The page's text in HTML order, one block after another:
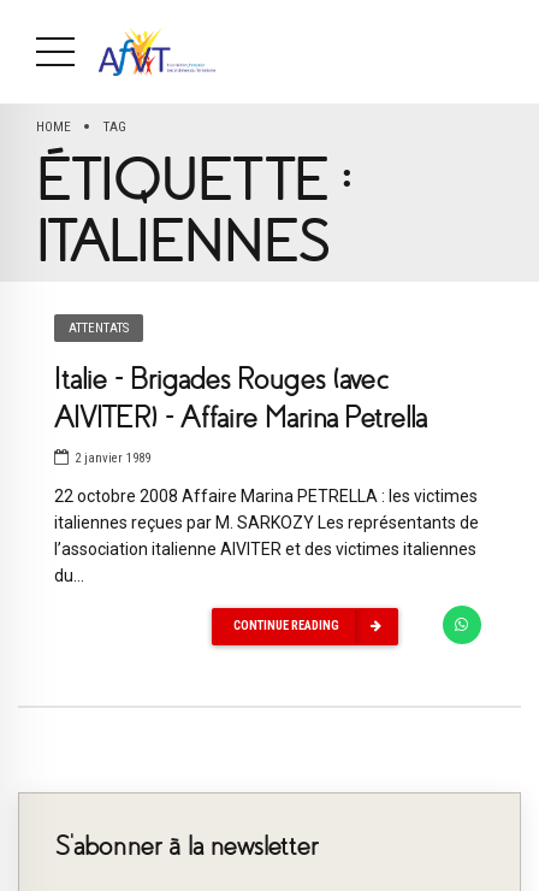
HOME TAG
ÉTIQUETTE :
ITALIENNES
ATTENTATS
Italie – Brigades Rouges (avec
AIVITER) – Affaire Marina Petrella
2 janvier 1989
22 octobre 2008 Affaire Marina PETRELLA : les victimes
italiennes reçues par M. SARKOZY Les représentants de
l’association italienne AIVITER et des victimes italiennes
du...
CONTINUE READING
S’abonner à la newsletter